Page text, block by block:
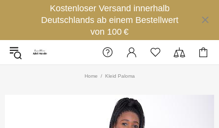
Kostenloser Versand innerhalb
Deutschlands ab einem Bestellwert
von 100 €
Home Kleid Paloma